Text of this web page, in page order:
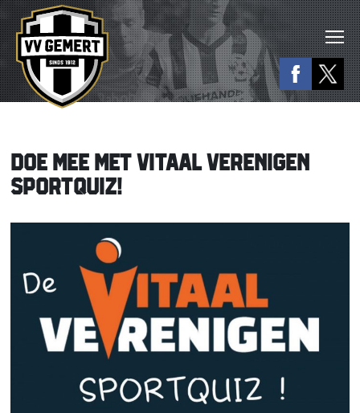
DOE MEE MET VITAAL VERENIGEN
SPORTQUIZ!